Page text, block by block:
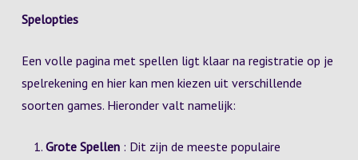
Spelopties
Een volle pagina met spellen ligt klaar na registratie op je
spelrekening en hier kan men kiezen uit verschillende
soorten games. Hieronder valt namelijk:
Grote Spellen : Dit zijn de meeste populaire